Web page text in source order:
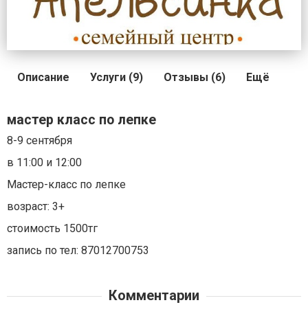
Описание Услуги (9) Отзывы (6) Ещё
мастер класс по лепке
8-9 сентября
в 11:00 и 12:00
Мастер-класс по лепке
возраст: 3+
стоимость 1500тг
запись по тел: 87012700753
Комментарии